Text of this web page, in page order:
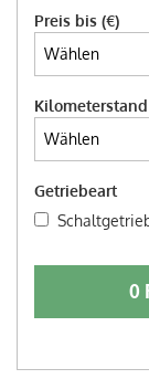
Preis bis (€)
Getriebeart
0